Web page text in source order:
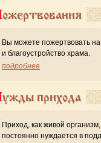
Пожертвования
Вы можете пожертвовать
и благоустройство храма.
подробнее
Нужды прихода
Приход, как живой организм,
постоянно нуждается в